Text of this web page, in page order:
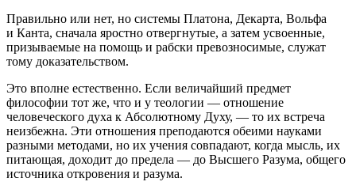
Правильно или нет, но системы Платона, Декарта, Вольфа
и Канта, сначала яростно отвергнутые, а затем усвоенные,
призываемые на помощь и рабски превозносимые, служат
тому доказательством.
Это вполне естественно. Если величайший предмет
философии тот же, что и у теологии — отношение
человеческого духа к Абсолютному Духу, — то их встреча
неизбежна. Эти отношения преподаются обеими науками
разными методами, но их учения совпадают, когда мысль, их
питающая, доходит до предела — до Высшего Разума, общего
источника откровения и разума.